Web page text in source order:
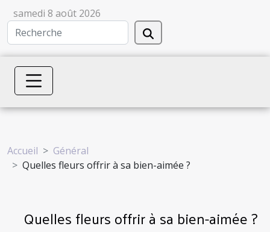
samedi 8 août 2026
Accueil
Général
Quelles fleurs offrir à sa bien-aimée ?
Quelles fleurs offrir à sa bien-aimée ?